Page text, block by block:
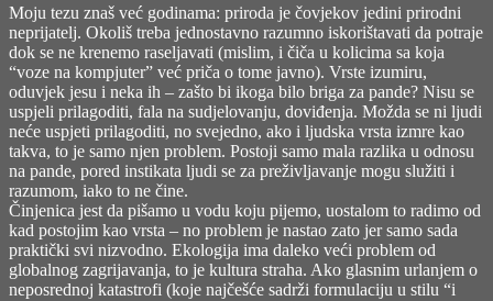
Moju tezu znaš već godinama: priroda je čovjekov jedini prirodni
neprijatelj. Okoliš treba jednostavno razumno iskorištavati da potraje
dok se ne krenemo raseljavati (mislim, i čiča u kolicima sa koja
“voze na kompjuter” već priča o tome javno). Vrste izumiru,
oduvjek jesu i neka ih – zašto bi ikoga bilo briga za pande? Nisu se
uspjeli prilagoditi, fala na sudjelovanju, doviđenja. Možda se ni ljudi
neće uspjeti prilagoditi, no svejedno, ako i ljudska vrsta izmre kao
takva, to je samo njen problem. Postoji samo mala razlika u odnosu
na pande, pored instikata ljudi se za preživljavanje mogu služiti i
razumom, iako to ne čine.
Činjenica jest da pišamo u vodu koju pijemo, uostalom to radimo od
kad postojim kao vrsta – no problem je nastao zato jer samo sada
praktički svi nizvodno. Ekologija ima daleko veći problem od
globalnog zagrijavanja, to je kultura straha. Ako glasnim urlanjem o
neposrednoj katastrofi (koje najčešće sadrži formulaciju u stilu “i